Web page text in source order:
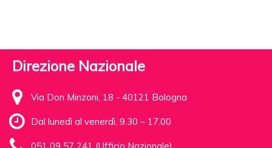
Direzione Nazionale
Via Don Minzoni, 18 - 40121 Bologna
Dal lunedì al venerdì, 9.30 – 17.00